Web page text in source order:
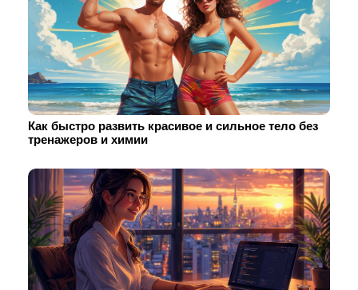
Как быстро развить красивое и сильное тело без
тренажеров и химии